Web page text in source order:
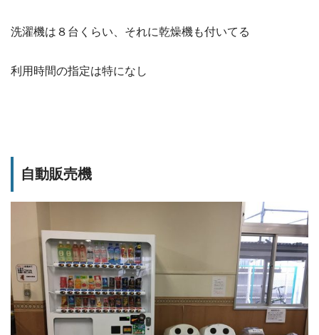
洗濯機は８台くらい、それに乾燥機も付いてる
利用時間の指定は特になし
自動販売機